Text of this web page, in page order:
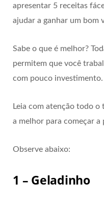
apresentar 5 receitas
ajudar a ganhar um bom
Sabe o que é melhor?
permitem que você
com pouco investimento.
Leia com atenção todo o
a melhor para começar a
Observe abaixo:
1 – Geladinho